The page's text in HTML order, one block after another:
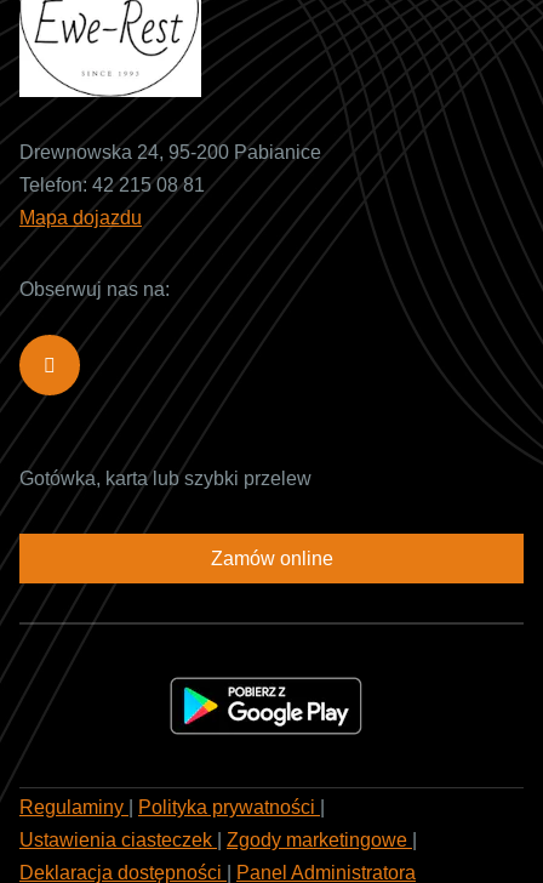
Drewnowska 24, 95-200 Pabianice
Telefon: 42 215 08 81
Mapa dojazdu
Obserwuj nas na:
Gotówka, karta lub szybki przelew
Zamów online
Regulaminy Polityka prywatności
Ustawienia ciasteczek
Zgody marketingowe
Deklaracja dostępności
Panel Administratora